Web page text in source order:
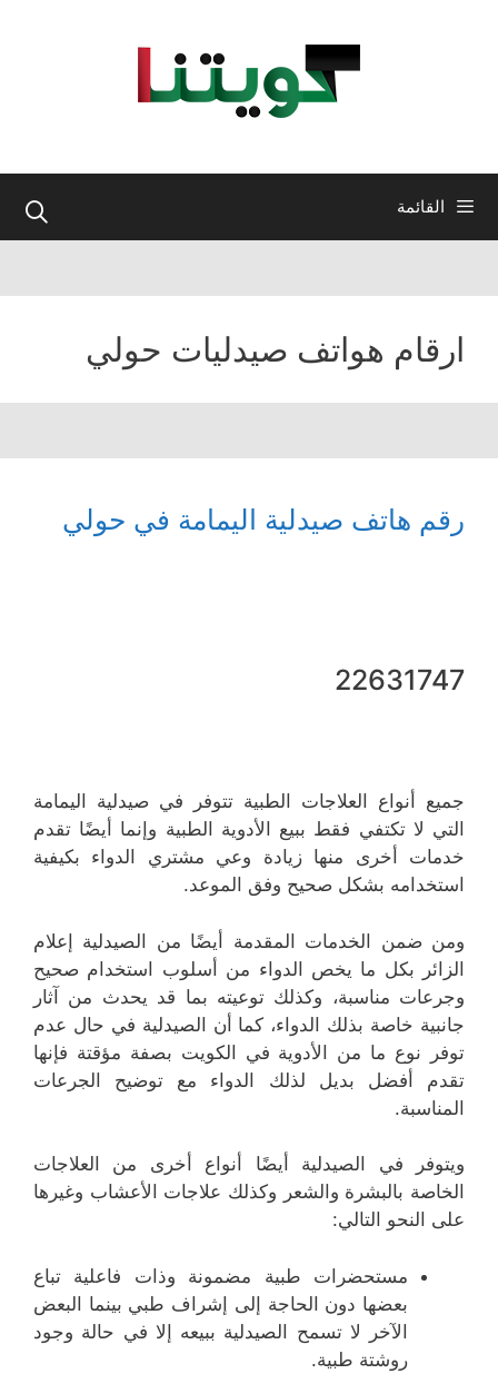
القائمة
ارقام هواتف صيدليات حولي
رقم هاتف صيدلية اليمامة في حولي
22631747
جميع أنواع العلاجات الطبية تتوفر في صيدلية اليمامة
التي لا تكتفي فقط ببيع الأدوية الطبية وإنما أيضًا تقدم
خدمات أخرى منها زيادة وعي مشتري الدواء بكيفية
استخدامه بشكل صحيح وفق الموعد.
ومن ضمن الخدمات المقدمة أيضًا من الصيدلية إعلام
الزائر بكل ما يخص الدواء من أسلوب استخدام صحيح
وجرعات مناسبة، وكذلك توعيته بما قد يحدث من آثار
جانبية خاصة بذلك الدواء، كما أن الصيدلية في حال عدم
توفر نوع ما من الأدوية في الكويت بصفة مؤقتة فإنها
تقدم أفضل بديل لذلك الدواء مع توضيح الجرعات
المناسبة.
ويتوفر في الصيدلية أيضًا أنواع أخرى من العلاجات
الخاصة بالبشرة والشعر وكذلك علاجات الأعشاب وغيرها
على النحو التالي:
مستحضرات طبية مضمونة وذات فاعلية تباع
بعضها دون الحاجة إلى إشراف طبي بينما البعض
الآخر لا تسمح الصيدلية ببيعه إلا في حالة وجود
روشتة طبية.